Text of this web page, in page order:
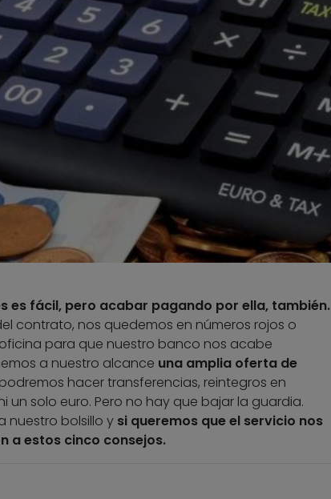
es fácil, pero acabar pagando por ella, también.
contrato, nos quedemos en números rojos o
para que nuestro banco nos acabe
a nuestro alcance una amplia oferta de
hacer transferencias, reintegros en
un solo euro. Pero no hay que bajar la guardia.
nuestro bolsillo y si queremos que el servicio nos
a estos cinco consejos.